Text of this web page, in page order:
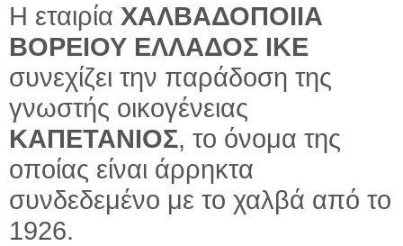
Η εταιρία ΧΑΛΒΑΔΟΠΟΙΙΑ
ΒΟΡΕΙΟΥ ΕΛΛΑΔΟΣ ΙΚΕ
συνεχίζει την παράδοση της
γνωστής οικογένειας
ΚΑΠΕΤΑΝΙΟΣ, το όνομα της
οποίας είναι άρρηκτα
συνδεδεμένο με το χαλβά από το
1926.